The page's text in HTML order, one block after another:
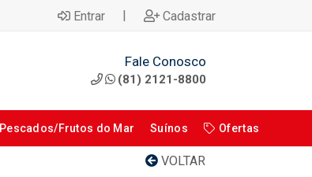
Entrar | Cadastrar
Fale Conosco
(81) 2121-8800
Pescados/Frutos do Mar Suínos Ofertas
VOLTAR